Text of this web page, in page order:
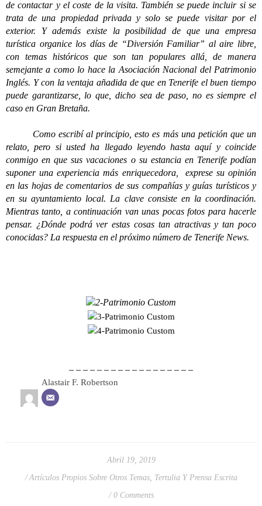
de contactar y el coste de la visita. También se puede incluir si se
trata de una propiedad privada y solo se puede visitar por el
exterior. Y además existe la posibilidad de que una empresa
turística organice los días de “Diversión Familiar” al aire libre,
con temas históricos que son tan populares allá, de manera
semejante a como lo hace la Asociación Nacional del Patrimonio
Inglés. Y con la ventaja añadida de que en Tenerife el buen tiempo
puede garantizarse, lo que, dicho sea de paso, no es siempre el
caso en Gran Bretaña.
Como escribí al principio, esto es más una petición que un
relato, pero si usted ha llegado leyendo hasta aquí y coincide
conmigo en que sus vacaciones o su estancia en Tenerife podían
suponer una experiencia más enriquecedora, exprese su opinión
en las hojas de comentarios de sus compañías y guías turísticos y
en su ayuntamiento local. La clave consiste en la coordinación.
Mientras tanto, a continuación van unas pocas fotos para hacerle
pensar. ¿Dónde podrá ver estas cosas tan atractivas y tan poco
conocidas? La respuesta en el próximo número de Tenerife News.
– – – – – – – – – – – – – – – – – –
Alastair F. Robertson
Abril 19, 2019
Artículos Propios Sobre Otros Temas, Tertulia Y Prensa Escrita
0 Comments